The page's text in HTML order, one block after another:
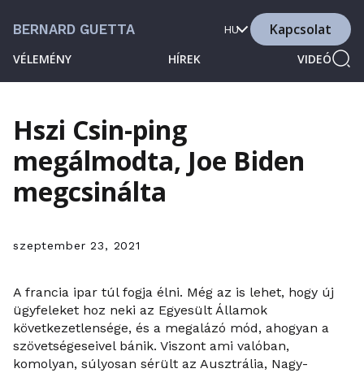
BERNARD GUETTA
VÉLEMÉNY HÍREK VIDEÓ
HU Kapcsolat
Hszi Csin-ping
megálmodta, Joe Biden
megcsinálta
szeptember 23, 2021
A francia ipar túl fogja élni. Még az is lehet, hogy új
ügyfeleket hoz neki az Egyesült Államok
következetlensége, és a megalázó mód, ahogyan a
szövetségeseivel bánik. Viszont ami valóban,
komolyan, súlyosan sérült az Ausztrália, Nagy-